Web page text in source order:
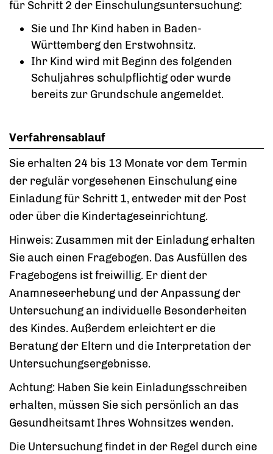
für Schritt 2 der Einschulungsuntersuchung:
Sie und Ihr Kind haben in Baden-
Württemberg den Erstwohnsitz.
Ihr Kind wird mit Beginn des folgenden
Schuljahres schulpflichtig oder wurde
bereits zur Grundschule angemeldet.
Verfahrensablauf
Sie erhalten 24 bis 13 Monate vor dem Termin
der regulär vorgesehenen Einschulung eine
Einladung für Schritt 1, entweder mit der Post
oder über die Kindertageseinrichtung.
Hinweis: Zusammen mit der Einladung erhalten
Sie auch einen Fragebogen. Das Ausfüllen des
Fragebogens ist freiwillig. Er dient der
Anamneseerhebung und der Anpassung der
Untersuchung an individuelle Besonderheiten
des Kindes. Außerdem erleichtert er die
Beratung der Eltern und die Interpretation der
Untersuchungsergebnisse.
Achtung: Haben Sie kein Einladungsschreiben
erhalten, müssen Sie sich persönlich an das
Gesundheitsamt Ihres Wohnsitzes wenden.
Die Untersuchung findet in der Regel durch eine